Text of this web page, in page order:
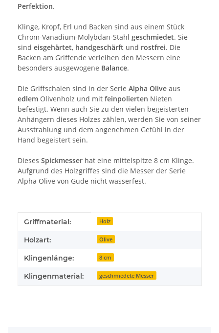
Perfektion.
Klinge, Kropf, Erl und Backen sind aus einem Stück
Chrom-Vanadium-Molybdän-Stahl geschmiedet. Sie
sind eisgehärtet, handgeschärft und rostfrei. Die
Backen am Griffende verleihen den Messern eine
besonders ausgewogene Balance.
Die Griffschalen sind in der Serie Alpha Olive aus
edlem Olivenholz und mit feinpolierten Nieten
befestigt. Wenn auch Sie zu den vielen begeisterten
Anhängern dieses Holzes zählen, werden Sie von seiner
Ausstrahlung und dem angenehmen Gefühl in der
Hand begeistert sein.
Dieses Spickmesser hat eine mittelspitze 8 cm Klinge.
Aufgrund des Holzgriffes sind die Messer der Serie
Alpha Olive von Güde nicht wasserfest.
Produkteigenschaft
Wert
Griffmaterial: Holz
Holzart: Olive
Klingenlänge: 8 cm
Klingenmaterial: geschmiedete Messer